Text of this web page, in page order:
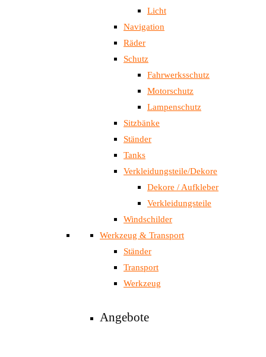
Licht
Navigation
Räder
Schutz
Fahrwerksschutz
Motorschutz
Lampenschutz
Sitzbänke
Ständer
Tanks
Verkleidungsteile/Dekore
Dekore / Aufkleber
Verkleidungsteile
Windschilder
Werkzeug & Transport
Ständer
Transport
Werkzeug
Angebote